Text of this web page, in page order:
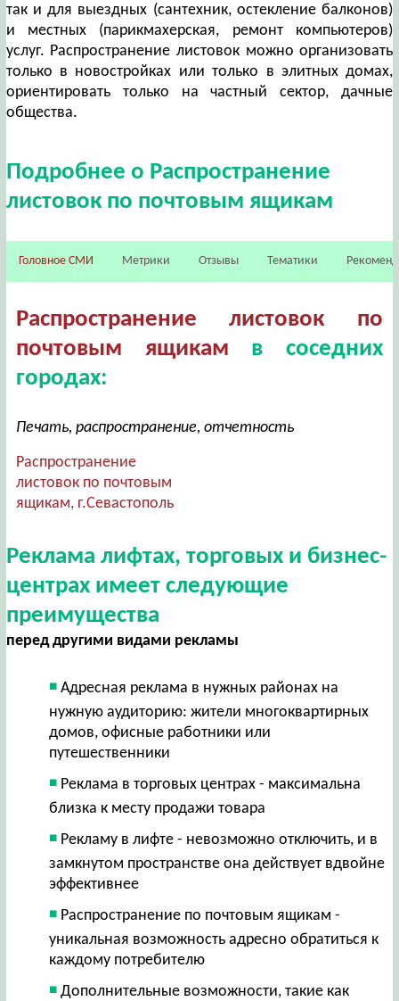
так и для выездных (сантехник, остекление балконов)
и местных (парикмахерская, ремонт компьютеров)
услуг. Распространение листовок можно организовать
только в новостройках или только в элитных домах,
ориентировать только на частный сектор, дачные
общества.
Подробнее о Распространение
листовок по почтовым ящикам
Головное СМИ Метрики Отзывы Тематики
Распространение листовок по
почтовым ящикам в соседних
городах:
Печать, распространение, отчетность
Распространение
листовок по почтовым
ящикам, г.Севастополь
Реклама лифтах, торговых и бизнес-
центрах имеет следующие
преимущества
перед другими видами рекламы
Адресная реклама в нужных районах на
нужную аудиторию: жители многоквартирных
домов, офисные работники или
путешественники
Реклама в торговых центрах - максимальна
близка к месту продажи товара
Рекламу в лифте - невозможно отключить, и в
замкнутом пространстве она действует вдвойне
эффективнее
Распространение по почтовым ящикам -
уникальная возможность адресно обратиться к
каждому потребителю
Дополнительные возможности, такие как